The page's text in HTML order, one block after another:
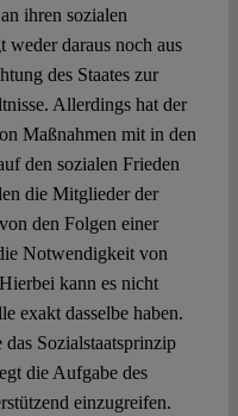
ihren sozialen
daraus noch aus
des Staates zur
Allerdings hat der
Maßnahmen mit in den
den sozialen Frieden
die Mitglieder der
den Folgen einer
Notwendigkeit von
kann es nicht
exakt dasselbe haben.
Sozialstaatsprinzip
die Aufgabe des
einzugreifen.